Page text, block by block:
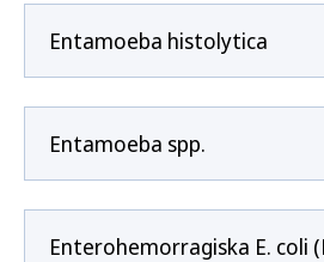
Entamoeba histolytica
Entamoeba spp.
Enterohemorragiska E. coli